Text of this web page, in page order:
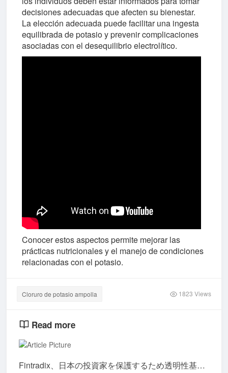
decisiones adecuadas que afecten su bienestar.
La elección adecuada puede facilitar una ingesta
equilibrada de potasio y prevenir complicaciones
asociadas con el desequilibrio electrolítico.
Conocer estos aspectos permite mejorar las
prácticas nutricionales y el manejo de condiciones
relacionadas con el potasio.
Cloruro de potasio ampolla 1823 Views
Read more
Fintradix、日本の投資家を保護するため透明性基準をさらに強化